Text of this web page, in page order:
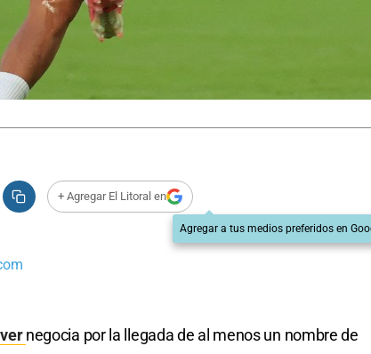
+ Agregar El Litoral en
Agregar a tus medios preferidos en
negocia por la llegada de al menos un nombre de